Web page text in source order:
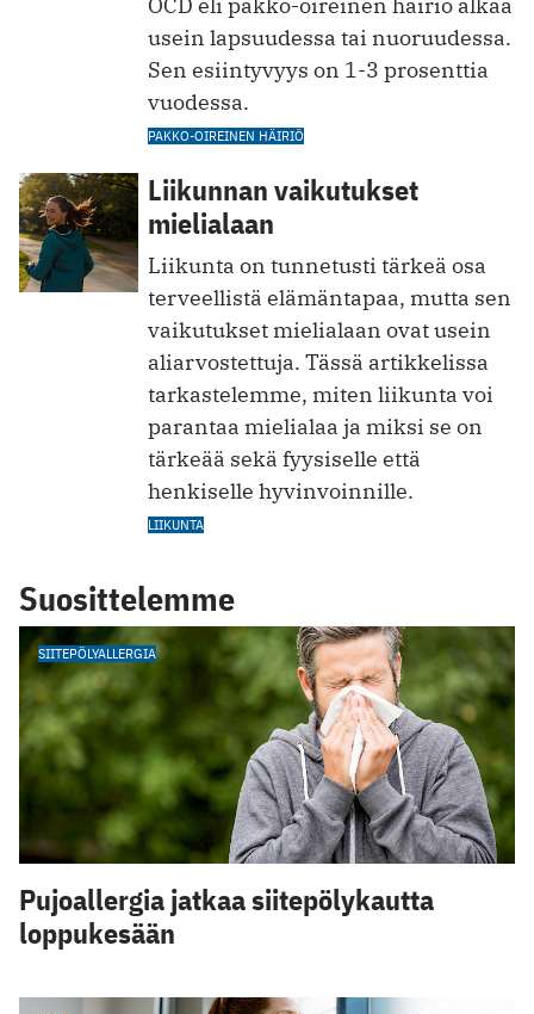
usein lapsuudessa tai nuoruudessa.
Sen esiintyvyys on 1-3 prosenttia
vuodessa.
PAKKO-OIREINEN HÄIRIÖ
Liikunnan vaikutukset
mielialaan
Liikunta on tunnetusti tärkeä osa
terveellistä elämäntapaa, mutta sen
vaikutukset mielialaan ovat usein
aliarvostettuja. Tässä artikkelissa
tarkastelemme, miten liikunta voi
parantaa mielialaa ja miksi se on
tärkeää sekä fyysiselle että
henkiselle hyvinvoinnille.
LIIKUNTA
Suosittelemme
SIITEPÖLYALLERGIA
Pujoallergia jatkaa siitepölykautta
loppukesään